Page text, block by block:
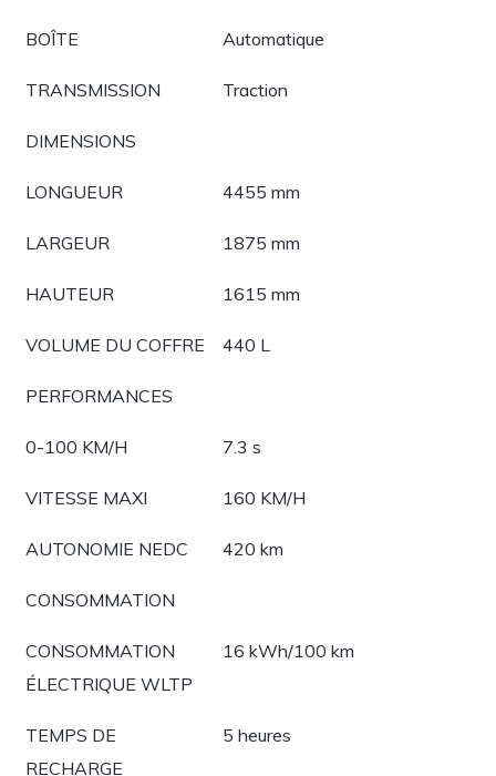
BOÎTE Automatique
TRANSMISSION Traction
DIMENSIONS
LONGUEUR 4455 mm
LARGEUR 1875 mm
HAUTEUR 1615 mm
VOLUME DU COFFRE 440 L
PERFORMANCES
0-100 KM/H 7.3 s
VITESSE MAXI 160 KM/H
AUTONOMIE NEDC 420 km
CONSOMMATION
CONSOMMATION
ÉLECTRIQUE WLTP
16 kWh/100 km
TEMPS DE
RECHARGE
5 heures